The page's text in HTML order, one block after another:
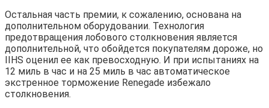
Остальная часть премии, к сожалению, основана на
дополнительном оборудовании. Технология
предотвращения лобового столкновения является
дополнительной, что обойдется покупателям дороже, но
IIHS оценил ее как превосходную. И при испытаниях на
12 миль в час и на 25 миль в час автоматическое
экстренное торможение Renegade избежало
столкновения.